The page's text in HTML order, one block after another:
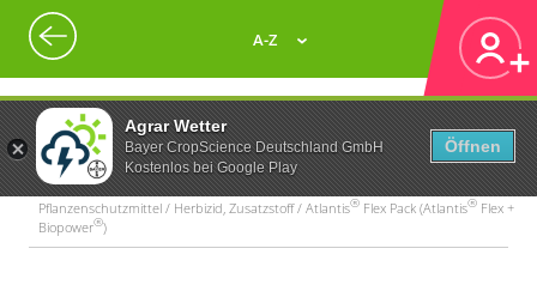
Agrar Wetter
Bayer CropScience Deutschland GmbH
Kostenlos bei Google Play
Öffnen
A-Z
Pflanzenschutzmittel / Herbizid, Zusatzstoff / Atlantis® Flex Pack (Atlantis® Flex +
Biopower®)